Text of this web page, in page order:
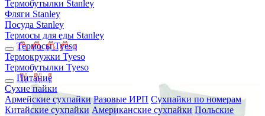
Термобутылки Stanley
Фляги Stanley
Посуда Stanley
Термосы для еды Stanley
Термосы Tyeso
Термокружки Tyeso
Термобутылки Tyeso
Питание
Сухие пайки
Армейские сухпайки Разовые ИРП Сухпайки по номерам
Китайские сухпайки Американские сухпайки Польские